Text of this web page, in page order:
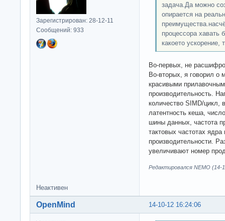
Зарегистрирован: 28-12-11
Сообщений: 933
задача.Да можно
опирается на
процессора хавать
какоето ускорение,
Во-первых, не
Во-вторых, я говорил о
красивыми
производительность.
количество SIMD/цикл,
латентность кеша,
шины данных, частота
тактовых частотах
производительности.
увеличивают номер
Редактировался NEMO (14-
Неактивен
14-10-12 16:24:06
OpenMind